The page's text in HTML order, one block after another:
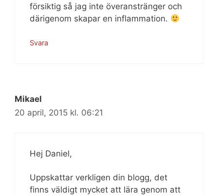
försiktig så jag inte överanstränger och
därigenom skapar en inflammation.
Svara
Mikael
20 april, 2015 kl. 06:21
Hej Daniel,
Uppskattar verkligen din blogg, det
finns väldigt mycket att lära genom att